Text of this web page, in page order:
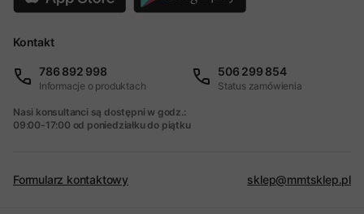
Kontakt
786 892 998
Informacje o produktach
506 299 854
Status zamówienia
Nasi konsultanci są dostępni w godz.:
09:00-17:00 od poniedziałku do piątku
Formularz kontaktowy sklep@mmtsklep.pl